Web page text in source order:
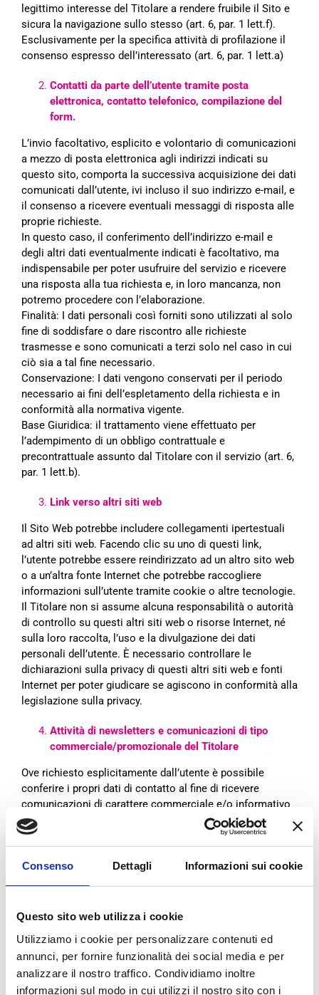
Consenso Dettagli Informazioni sui cookie
Questo sito web utilizza i cookie
Utilizziamo i cookie per personalizzare contenuti ed
annunci, per fornire funzionalità dei social media e per
analizzare il nostro traffico. Condividiamo inoltre
informazioni sul modo in cui utilizzi il nostro sito con i
legittimo interesse del Titolare a rendere fruibile il Sito e
sicura la navigazione sullo stesso (art. 6, par. 1 lett.f).
Esclusivamente per la specifica attività di profilazione il
consenso espresso dell’interessato (art. 6, par. 1 lett.a)
Contatti da parte dell’utente tramite posta
elettronica, contatto telefonico, compilazione del
form.
L’invio facoltativo, esplicito e volontario di comunicazioni
a mezzo di posta elettronica agli indirizzi indicati su
questo sito, comporta la successiva acquisizione dei dati
comunicati dall’utente, ivi incluso il suo indirizzo e-mail, e
il consenso a ricevere eventuali messaggi di risposta alle
proprie richieste.
In questo caso, il conferimento dell’indirizzo e-mail e
degli altri dati eventualmente indicati è facoltativo, ma
indispensabile per poter usufruire del servizio e ricevere
una risposta alla tua richiesta e, in loro mancanza, non
potremo procedere con l’elaborazione.
Finalità: I dati personali così forniti sono utilizzati al solo
fine di soddisfare o dare riscontro alle richieste
trasmesse e sono comunicati a terzi solo nel caso in cui
ciò sia a tal fine necessario.
Conservazione: I dati vengono conservati per il periodo
necessario ai fini dell’espletamento della richiesta e in
conformità alla normativa vigente.
Base Giuridica: il trattamento viene effettuato per
l’adempimento di un obbligo contrattuale e
precontrattuale assunto dal Titolare con il servizio (art. 6,
par. 1 lett.b).
Link verso altri siti web
Il Sito Web potrebbe includere collegamenti ipertestuali
ad altri siti web. Facendo clic su uno di questi link,
l’utente potrebbe essere reindirizzato ad un altro sito web
o a un’altra fonte Internet che potrebbe raccogliere
informazioni sull’utente tramite cookie o altre tecnologie.
Il Titolare non si assume alcuna responsabilità o autorità
di controllo su questi altri siti web o risorse Internet, né
sulla loro raccolta, l’uso e la divulgazione dei dati
personali dell’utente. È necessario controllare le
dichiarazioni sulla privacy di questi altri siti web e fonti
Internet per poter giudicare se agiscono in conformità alla
legislazione sulla privacy.
Attività di newsletters e comunicazioni di tipo
commerciale/promozionale del Titolare
Ove richiesto esplicitamente dall’utente è possibile
conferire i propri dati di contatto al fine di ricevere
comunicazioni di carattere commerciale e/o informativo
con riguardo all’attività del Titolare, ricerche dimercato,
opportunità di acquisto e promozioni attive nonché
promozioni su servizi erogati anche da societàPartner.
Il conferimento di tali dati per tali finalità risulta del tutto
facoltativo ma indispensabile per poter procedere
descritto.
inviare comunicazioni relative a nuovi servizi e prodotti
offerti dal Titolare
Conservazione: i dati sono conservati per il periodo
necessario all’espletamento dell’attività per la qualesono